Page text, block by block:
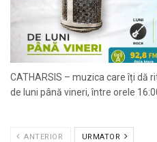
CATHARSIS – muzica care îți dă
de luni până vineri, între orele 16:00
ANTERIOR URMATOR